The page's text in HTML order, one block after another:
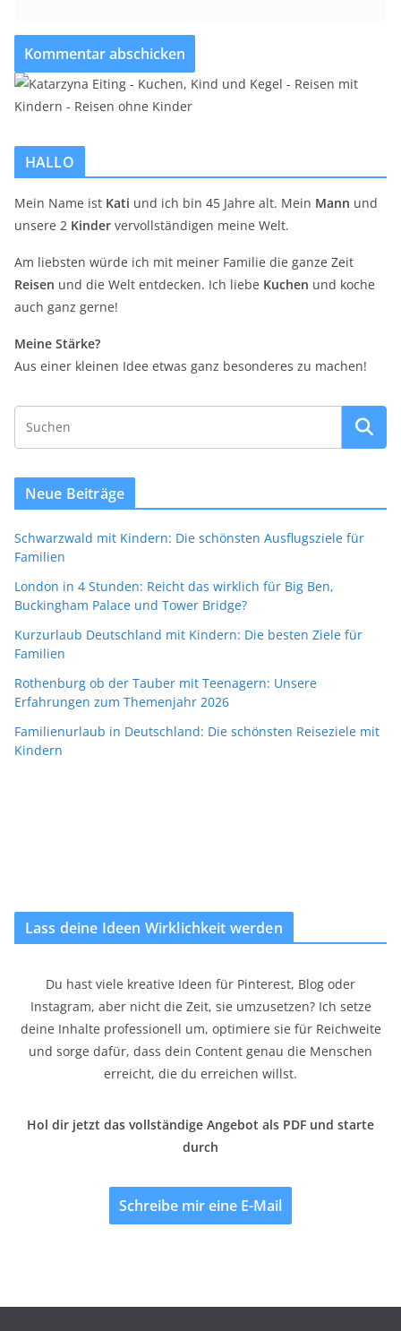
HALLO
Mein Name ist Kati und ich bin 45 Jahre alt. Mein Mann und
unsere 2 Kinder vervollständigen meine Welt.
Am liebsten würde ich mit meiner Familie die ganze Zeit
Reisen und die Welt entdecken. Ich liebe Kuchen und koche
auch ganz gerne!
Meine Stärke?
Aus einer kleinen Idee etwas ganz besonderes zu machen!
Neue Beiträge
Schwarzwald mit Kindern: Die schönsten Ausflugsziele für
Familien
London in 4 Stunden: Reicht das wirklich für Big Ben,
Buckingham Palace und Tower Bridge?
Kurzurlaub Deutschland mit Kindern: Die besten Ziele für
Familien
Rothenburg ob der Tauber mit Teenagern: Unsere
Erfahrungen zum Themenjahr 2026
Familienurlaub in Deutschland: Die schönsten Reiseziele mit
Kindern
Lass deine Ideen Wirklichkeit werden
Du hast viele kreative Ideen für Pinterest, Blog oder
Instagram, aber nicht die Zeit, sie umzusetzen? Ich setze
deine Inhalte professionell um, optimiere sie für Reichweite
und sorge dafür, dass dein Content genau die Menschen
erreicht, die du erreichen willst.
Hol dir jetzt das vollständige Angebot als PDF und starte
durch
Schreibe mir eine E-Mail